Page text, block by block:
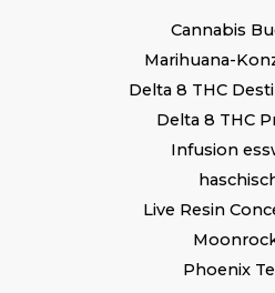
Cannabis
Marihuana-
Delta 8 THC
Delta 8 THC
Infusion
Live Resin
Phoenix